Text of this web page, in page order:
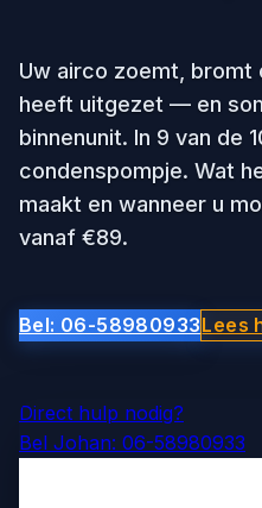
Uw airco zoemt, bromt
heeft uitgezet — en
binnenunit. In 9 van de
condenspompje. Wat
maakt en wanneer u
vanaf €89.
Bel: 06-58980933Lees
Direct hulp nodig?
Bel Johan: 06-58980933